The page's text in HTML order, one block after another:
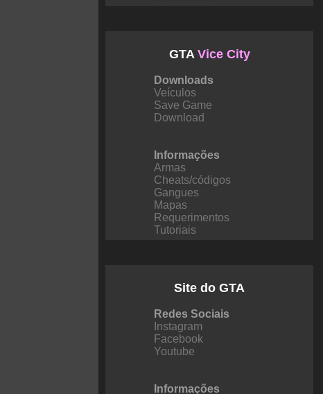
GTA Vice City
Downloads
Veículos
Save Game
Download
Informações
Armas
Cheats/códigos
Gangues
Mapas
Requerimentos
Tutoriais
Site do GTA
Redes Sociais
Instagram
Facebook
Youtube
Informações